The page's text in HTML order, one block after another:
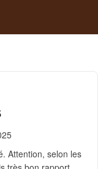
Attention, selon les